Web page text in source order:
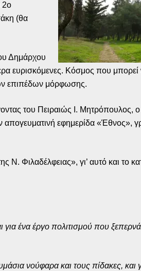
2ο
(θα
Δημάρχου
ευρισκόμενες. Κόσμος που μπορεί
επιπέδων μόρφωσης.
του Πειραιώς I. Μητρόπουλος, ο
απογευματινή εφημερίδα «Έθνος»,
Ν. Φιλαδέλφειας», γι’ αυτό και το
ένα έργο πολιτισμού που
νούφαρα και τους πίδακες,